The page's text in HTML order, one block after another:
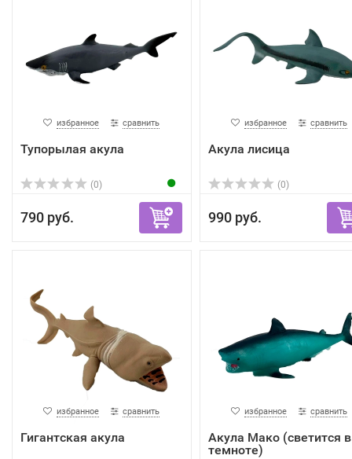
избранное сравнить
Тупорылая акула
(0)
790 руб.
избранное сравнить
Акула лисица
(0)
990 руб.
избранное сравнить
Гигантская акула
избранное сравнить
Акула Мако (светится в
темноте)